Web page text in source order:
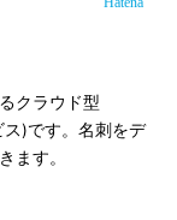
クラウド型
)です。名刺をデ
ます。